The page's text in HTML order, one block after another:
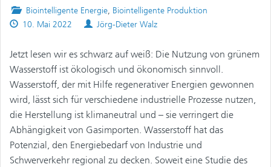
Posted
in
Biointelligente Energie, Biointelligente Produktion
Published
10. Mai 2022 Authors
Jörg-Dieter Walz
Jetzt lesen wir es schwarz auf weiß: Die Nutzung von grünem
Wasserstoff ist ökologisch und ökonomisch sinnvoll.
Wasserstoff, der mit Hilfe regenerativer Energien gewonnen
wird, lässt sich für verschiedene industrielle Prozesse nutzen,
die Herstellung ist klimaneutral und – sie verringert die
Abhängigkeit von Gasimporten. Wasserstoff hat das
Potenzial, den Energiebedarf von Industrie und
Schwerverkehr regional zu decken. Soweit eine Studie des